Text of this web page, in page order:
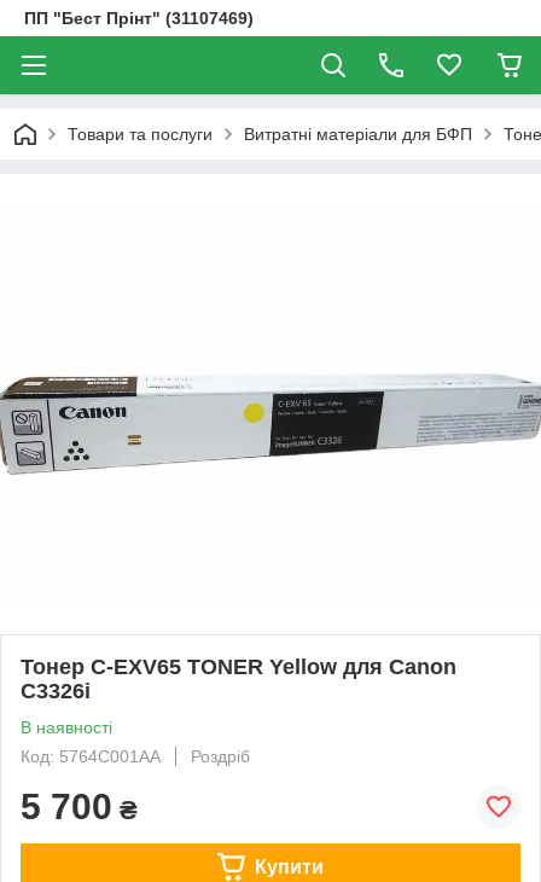
ПП "Бест Прінт" (31107469)
Товари та послуги Витратні матеріали для БФП
Тонер C-EXV65 TONER Yellow для Canon
C3326i
В наявності
Код: 5764C001AA
Роздріб
5 700 ₴
Купити